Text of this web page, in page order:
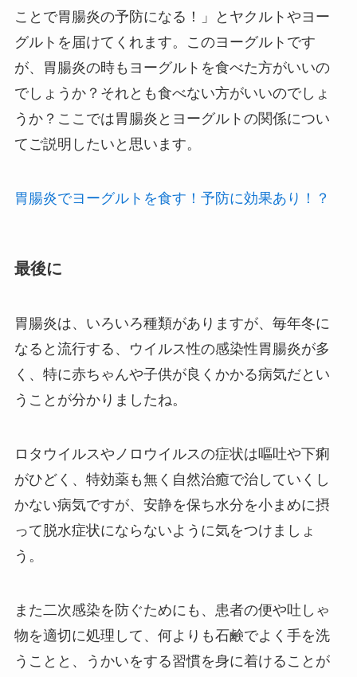
ことで胃腸炎の予防になる！」とヤクルトやヨー
グルトを届けてくれます。このヨーグルトです
が、胃腸炎の時もヨーグルトを食べた方がいいの
でしょうか？それとも食べない方がいいのでしょ
うか？ここでは胃腸炎とヨーグルトの関係につい
てご説明したいと思います。
胃腸炎でヨーグルトを食す！予防に効果あり！？
最後に
胃腸炎は、いろいろ種類がありますが、毎年冬に
なると流行する、ウイルス性の感染性胃腸炎が多
く、特に赤ちゃんや子供が良くかかる病気だとい
うことが分かりましたね。
ロタウイルスやノロウイルスの症状は嘔吐や下痢
がひどく、特効薬も無く自然治癒で治していくし
かない病気ですが、安静を保ち水分を小まめに摂
って脱水症状にならないように気をつけましょ
う。
また二次感染を防ぐためにも、患者の便や吐しゃ
物を適切に処理して、何よりも石鹸でよく手を洗
うことと、うかいをする習慣を身に着けることが